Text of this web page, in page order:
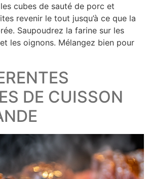
cubes de sauté de porc et
revenir le tout jusqu’à ce que la
Saupoudrez la farine sur les
les oignons. Mélangez bien pour
DE CUISSON